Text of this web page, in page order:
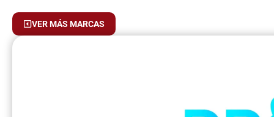
VER MÁS MARCAS